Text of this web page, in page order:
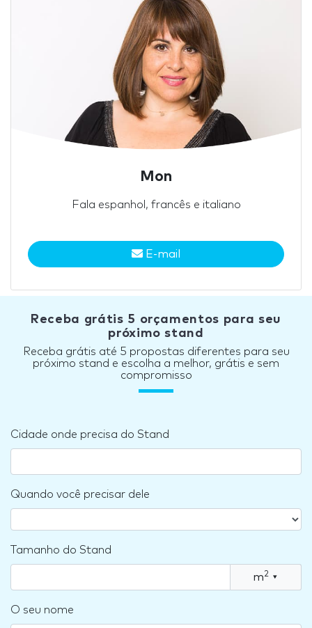
Mon
Fala espanhol, francês e italiano
E-mail
Receba grátis 5 orçamentos para seu
próximo stand
Receba grátis até 5 propostas diferentes para seu
próximo stand e escolha a melhor, grátis e sem
compromisso
Cidade onde precisa do Stand
Quando você precisar dele
Tamanho do Stand
m2 ▾
O seu nome